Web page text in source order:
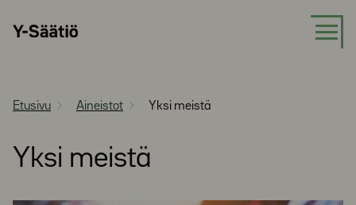
suoraan
Y-
Etusivu Aineistot Yksi meistä
Yksi meistä